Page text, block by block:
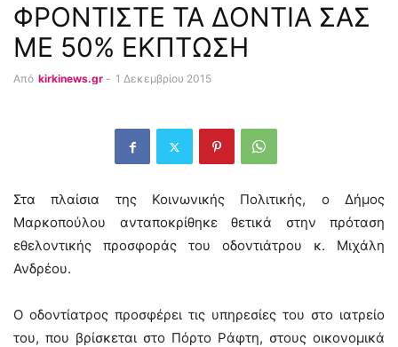
ΦΡΟΝΤΙΣΤΕ ΤΑ ΔΟΝΤΙΑ ΣΑΣ
ΜΕ 50% ΕΚΠΤΩΣΗ
Από kirkinews.gr - 1 Δεκεμβρίου 2015
Στα πλαίσια της Κοινωνικής Πολιτικής, ο Δήμος
Μαρκοπούλου ανταποκρίθηκε θετικά στην πρόταση
εθελοντικής προσφοράς του οδοντιάτρου κ. Μιχάλη
Ανδρέου.
Ο οδοντίατρος προσφέρει τις υπηρεσίες του στο ιατρείο
του, που βρίσκεται στο Πόρτο Ράφτη, στους οικονομικά